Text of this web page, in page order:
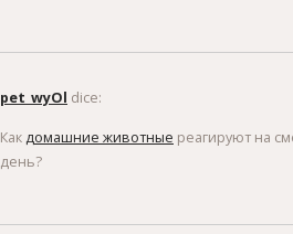
pet_wyOl dice:
Как домашние животные реагируют на
день?